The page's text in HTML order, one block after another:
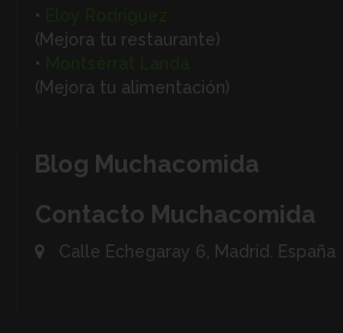
•
(Mejora tu restaurante)
•
(Mejora tu alimentación)
Blog Muchacomida
Contacto Muchacomida
Calle Echegaray 6, Madrid. España